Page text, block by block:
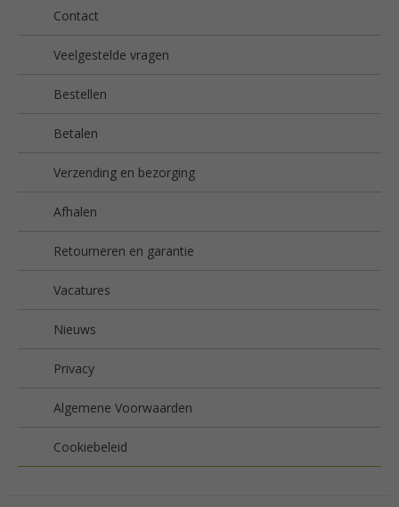
Contact
Veelgestelde vragen
Bestellen
Betalen
Verzending en bezorging
Afhalen
Retourneren en garantie
Vacatures
Nieuws
Privacy
Algemene Voorwaarden
Cookiebeleid